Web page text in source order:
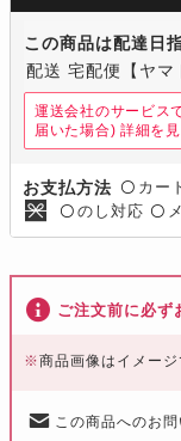
この商品は配達日
配送 宅配便【ヤマ
運送会社のサービス
届いた場合) 詳細を
お支払方法 〇 カー
〇 のし対応 〇
ご注文前に必ず
※商品画像はイメージ
この商品へのお